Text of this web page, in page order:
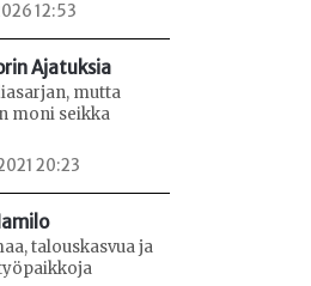
12:53
Ajatuksia
mutta
moni seikka
20:23
talouskasvua ja